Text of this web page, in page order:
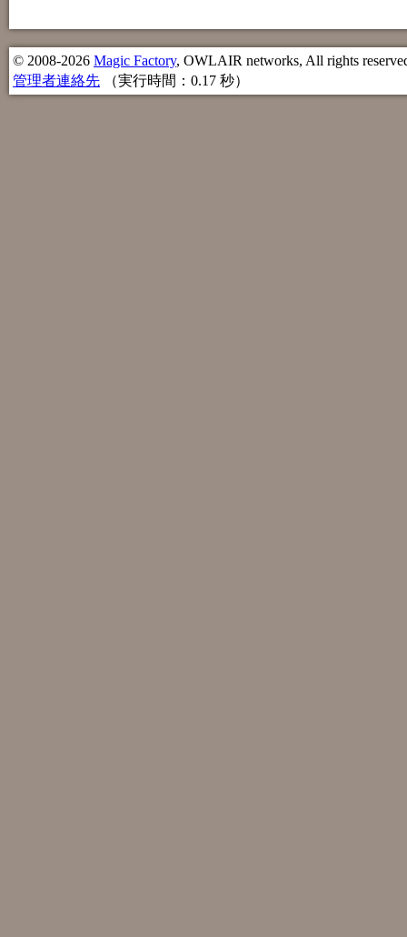
© 2008-2026 Magic Factory, OWLAIR networks, All rights
管理者連絡先 （実行時間：0.17 秒）